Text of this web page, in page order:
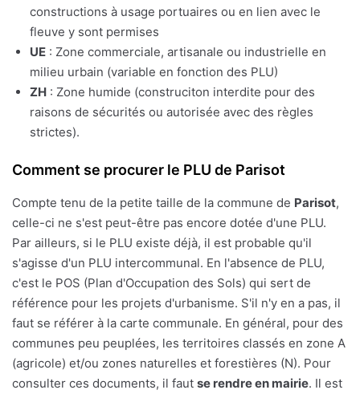
constructions à usage portuaires ou en lien avec le
fleuve y sont permises
UE : Zone commerciale, artisanale ou industrielle en
milieu urbain (variable en fonction des PLU)
ZH : Zone humide (construciton interdite pour des
raisons de sécurités ou autorisée avec des règles
strictes).
Comment se procurer le PLU de Parisot
Compte tenu de la petite taille de la commune de Parisot,
celle-ci ne s'est peut-être pas encore dotée d'une PLU.
Par ailleurs, si le PLU existe déjà, il est probable qu'il
s'agisse d'un PLU intercommunal. En l'absence de PLU,
c'est le POS (Plan d'Occupation des Sols) qui sert de
référence pour les projets d'urbanisme. S'il n'y en a pas, il
faut se référer à la carte communale. En général, pour des
communes peu peuplées, les territoires classés en zone A
(agricole) et/ou zones naturelles et forestières (N). Pour
consulter ces documents, il faut se rendre en mairie. Il est